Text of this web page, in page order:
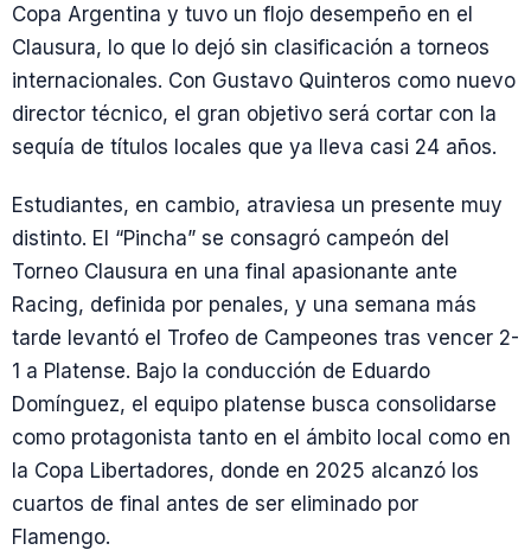
Copa Argentina y tuvo un flojo desempeño en el
Clausura, lo que lo dejó sin clasificación a torneos
internacionales. Con Gustavo Quinteros como nuevo
director técnico, el gran objetivo será cortar con la
sequía de títulos locales que ya lleva casi 24 años.
Estudiantes, en cambio, atraviesa un presente muy
distinto. El “Pincha” se consagró campeón del
Torneo Clausura en una final apasionante ante
Racing, definida por penales, y una semana más
tarde levantó el Trofeo de Campeones tras vencer 2-
1 a Platense. Bajo la conducción de Eduardo
Domínguez, el equipo platense busca consolidarse
como protagonista tanto en el ámbito local como en
la Copa Libertadores, donde en 2025 alcanzó los
cuartos de final antes de ser eliminado por
Flamengo.